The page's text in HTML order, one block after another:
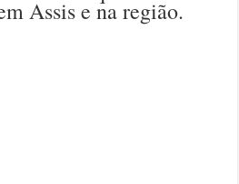
Assis e na região.